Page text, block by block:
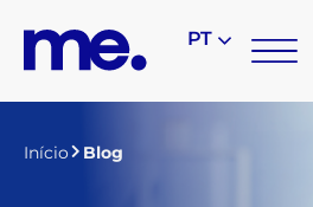
PT
Início Blog